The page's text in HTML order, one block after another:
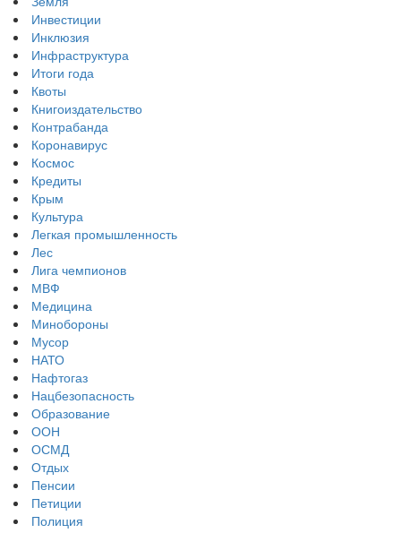
Инвестиции
Инклюзия
Инфраструктура
Итоги года
Квоты
Книгоиздательство
Контрабанда
Коронавирус
Космос
Кредиты
Крым
Культура
Легкая промышленность
Лес
Лига чемпионов
МВФ
Медицина
Минобороны
Мусор
НАТО
Нафтогаз
Нацбезопасность
Образование
ООН
ОСМД
Отдых
Пенсии
Петиции
Полиция